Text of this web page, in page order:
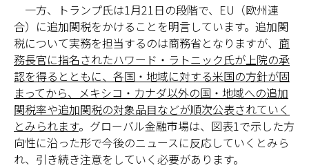
一方、トランプ氏は1月21日の段階で、EU（欧州連
合）に追加関税をかけることを明言しています。追加関
税について実務を担当するのは商務省となりますが、 商
務長官に指名されたハワード・ラトニック氏が上院の承
認を得るとともに、各国・地域に対する米国の方針が固
まってから、メキシコ・カナダ以外の国・地域への追加
関税率や追加関税の対象品目などが順次公表されていく
とみられます。グローバル金融市場は、図表1で示した方
向性に沿った形で今後のニュースに反応していくとみら
れ、引き続き注意をしていく必要があります。